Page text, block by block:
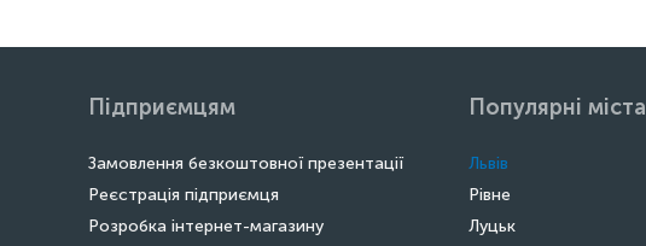
Підприємцям
Замовлення безкоштовної презентації
Реєстрація підприємця
Розробка інтернет-магазину
Популярні міста
Львів
Рівне
Луцьк